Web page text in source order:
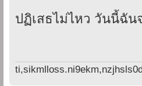
ปฏิเสธไม่ไหว วันนี้ฉัน